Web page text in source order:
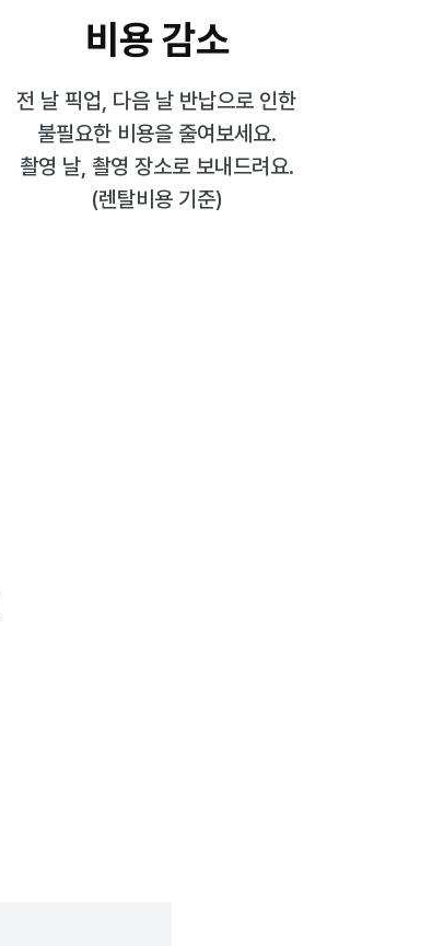
비용 감소
전 날 픽업, 다음 날 반납으로 인한
불필요한 비용을 줄여보세요.
촬영 날, 촬영 장소로 보내드려요.
(렌탈비용 기준)